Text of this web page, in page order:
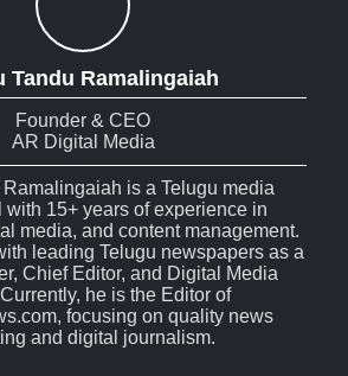
Tandu Ramalingaiah
Founder & CEO
AR Digital Media
Ramalingaiah is a Telugu media
with 15+ years of experience in
media, and content management.
leading Telugu newspapers as a
Chief Editor, and Digital Media
he is the Editor of
focusing on quality news
and digital journalism.